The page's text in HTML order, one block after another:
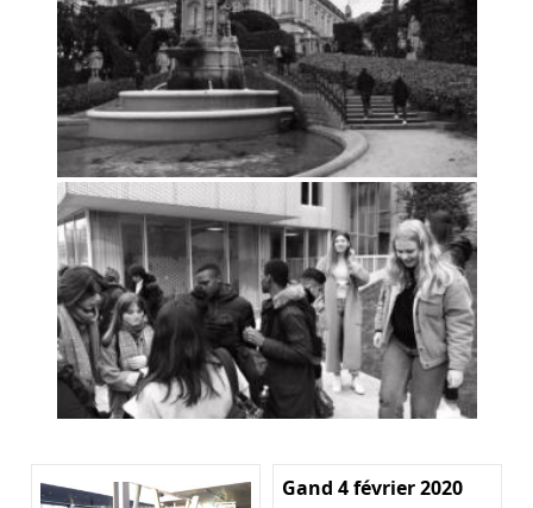
Gand 4 février 2020